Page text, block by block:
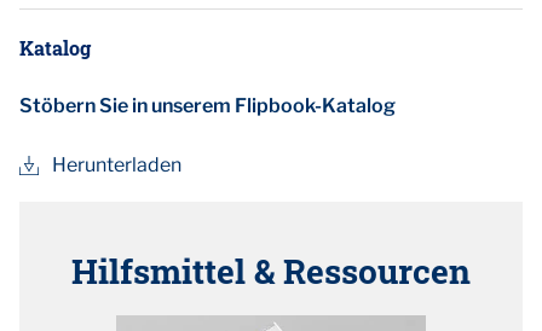
Katalog
Stöbern Sie in unserem Flipbook-Katalog
Herunterladen
Hilfsmittel & Ressourcen